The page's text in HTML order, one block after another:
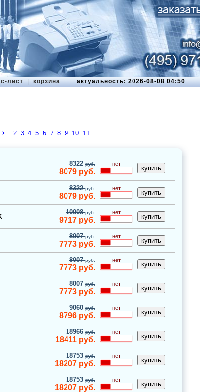
лист | корзина актуальность: 2026-08-08 04:50
2 3 4 5 6 7 8 9 10 11
8322руб.
8079 руб.
нет
8322руб.
8079 руб.
нет
10008руб.
9717 руб.
нет
8007руб.
7773 руб.
нет
8007руб.
7773 руб.
нет
8007руб.
7773 руб.
нет
9060руб.
8796 руб.
нет
18966руб.
18411 руб.
нет
18753руб.
18207 руб.
нет
18753руб.
18207 руб.
нет